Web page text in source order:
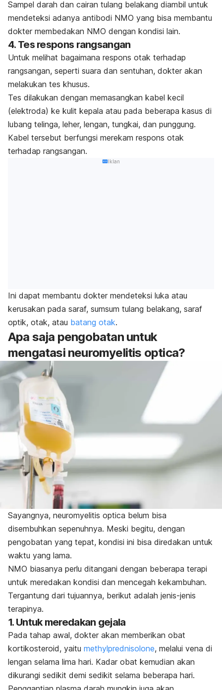
Sampel darah dan cairan tulang belakang diambil untuk
mendeteksi adanya antibodi NMO yang bisa membantu
dokter membedakan NMO dengan kondisi lain.
4. Tes respons rangsangan
Untuk melihat bagaimana respons otak terhadap
rangsangan, seperti suara dan sentuhan, dokter akan
melakukan tes khusus.
Tes dilakukan dengan memasangkan kabel kecil
(elektroda) ke kulit kepala atau pada beberapa kasus di
lubang telinga, leher, lengan, tungkai, dan punggung.
Kabel tersebut berfungsi merekam respons otak
terhadap rangsangan.
Iklan
Ini dapat membantu dokter mendeteksi luka atau
kerusakan pada saraf, sumsum tulang belakang, saraf
optik, otak, atau batang otak.
Apa saja pengobatan untuk
mengatasi neuromyelitis optica?
Sayangnya, neuromyelitis optica belum bisa
disembuhkan sepenuhnya. Meski begitu, dengan
pengobatan yang tepat, kondisi ini bisa diredakan untuk
waktu yang lama.
NMO biasanya perlu ditangani dengan beberapa terapi
untuk meredakan kondisi dan mencegah kekambuhan.
Tergantung dari tujuannya, berikut adalah jenis-jenis
terapinya.
1. Untuk meredakan gejala
Pada tahap awal, dokter akan memberikan obat
kortikosteroid, yaitu methylprednisolone, melalui vena di
lengan selama lima hari. Kadar obat kemudian akan
dikurangi sedikit demi sedikit selama beberapa hari.